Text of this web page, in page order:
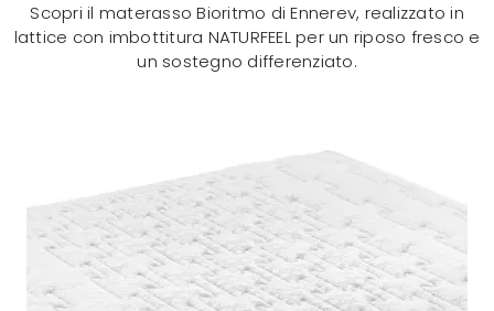
Scopri il materasso Bioritmo di Ennerev, realizzato in
lattice con imbottitura NATURFEEL per un riposo fresco e
un sostegno differenziato.